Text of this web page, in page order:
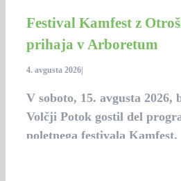
Festival Kamfest z
prihaja v Arboretum
4. avgusta 2026
V soboto, 15. avgusta 2026,
Volčji Potok gostil del
poletnega festivala Kamfest.